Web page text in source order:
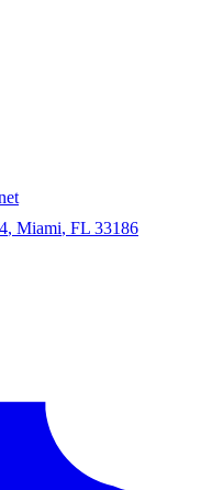
, Miami, FL 33186